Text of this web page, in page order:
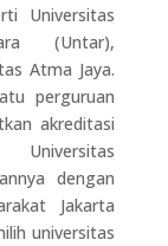
Universitas
(Untar),
Atma Jaya.
perguruan
akreditasi
dengan
Jakarta
universitas